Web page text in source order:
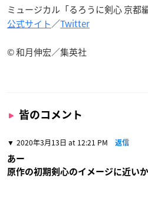
ミュージカル「るろうに剣心 京都編
公式サイト／Twitter
© 和月伸宏／集英社
皆のコメント
2020年3月13日 at 12:21 PM 返信
あー
原作の初期剣心のイメージに近い